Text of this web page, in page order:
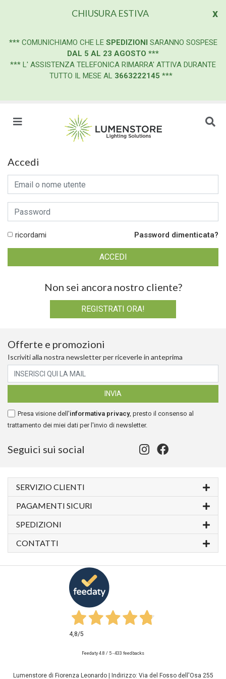
x
CHIUSURA ESTIVA
*** COMUNICHIAMO CHE LE SPEDIZIONI SARANNO SOSPESE
DAL 5 AL 23 AGOSTO ***
*** L' ASSISTENZA TELEFONICA RIMARRA' ATTIVA DURANTE
TUTTO IL MESE AL 3663222145 ***
Accedi
ricordami Password dimenticata?
Non sei ancora nostro cliente?
REGISTRATI ORA!
Offerte e promozioni
Iscriviti alla nostra newsletter per riceverle in anteprima
Presa visione dell'informativa privacy, presto il consenso al
trattamento dei miei dati per l'invio di newsletter.
Seguici sui social
SERVIZIO CLIENTI
PAGAMENTI SICURI
SPEDIZIONI
CONTATTI
Lumenstore di Fiorenza Leonardo | Indirizzo: Via del Fosso dell'Osa 255
4,8/5
Feedaty 4.8 / 5 -433 feedbacks